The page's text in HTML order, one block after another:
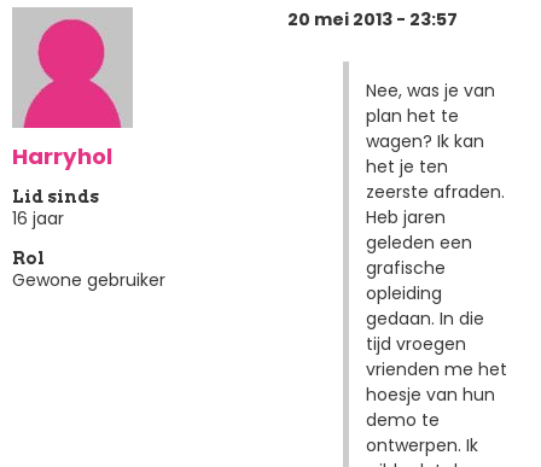
Harryhol
Lid sinds
16 jaar
Rol
Gewone gebruiker
20 mei 2013 - 23:57
Nee, was je van
plan het te
wagen? Ik kan
het je ten
zeerste afraden.
Heb jaren
geleden een
grafische
opleiding
gedaan. In die
tijd vroegen
vrienden me het
hoesje van hun
demo te
ontwerpen. Ik